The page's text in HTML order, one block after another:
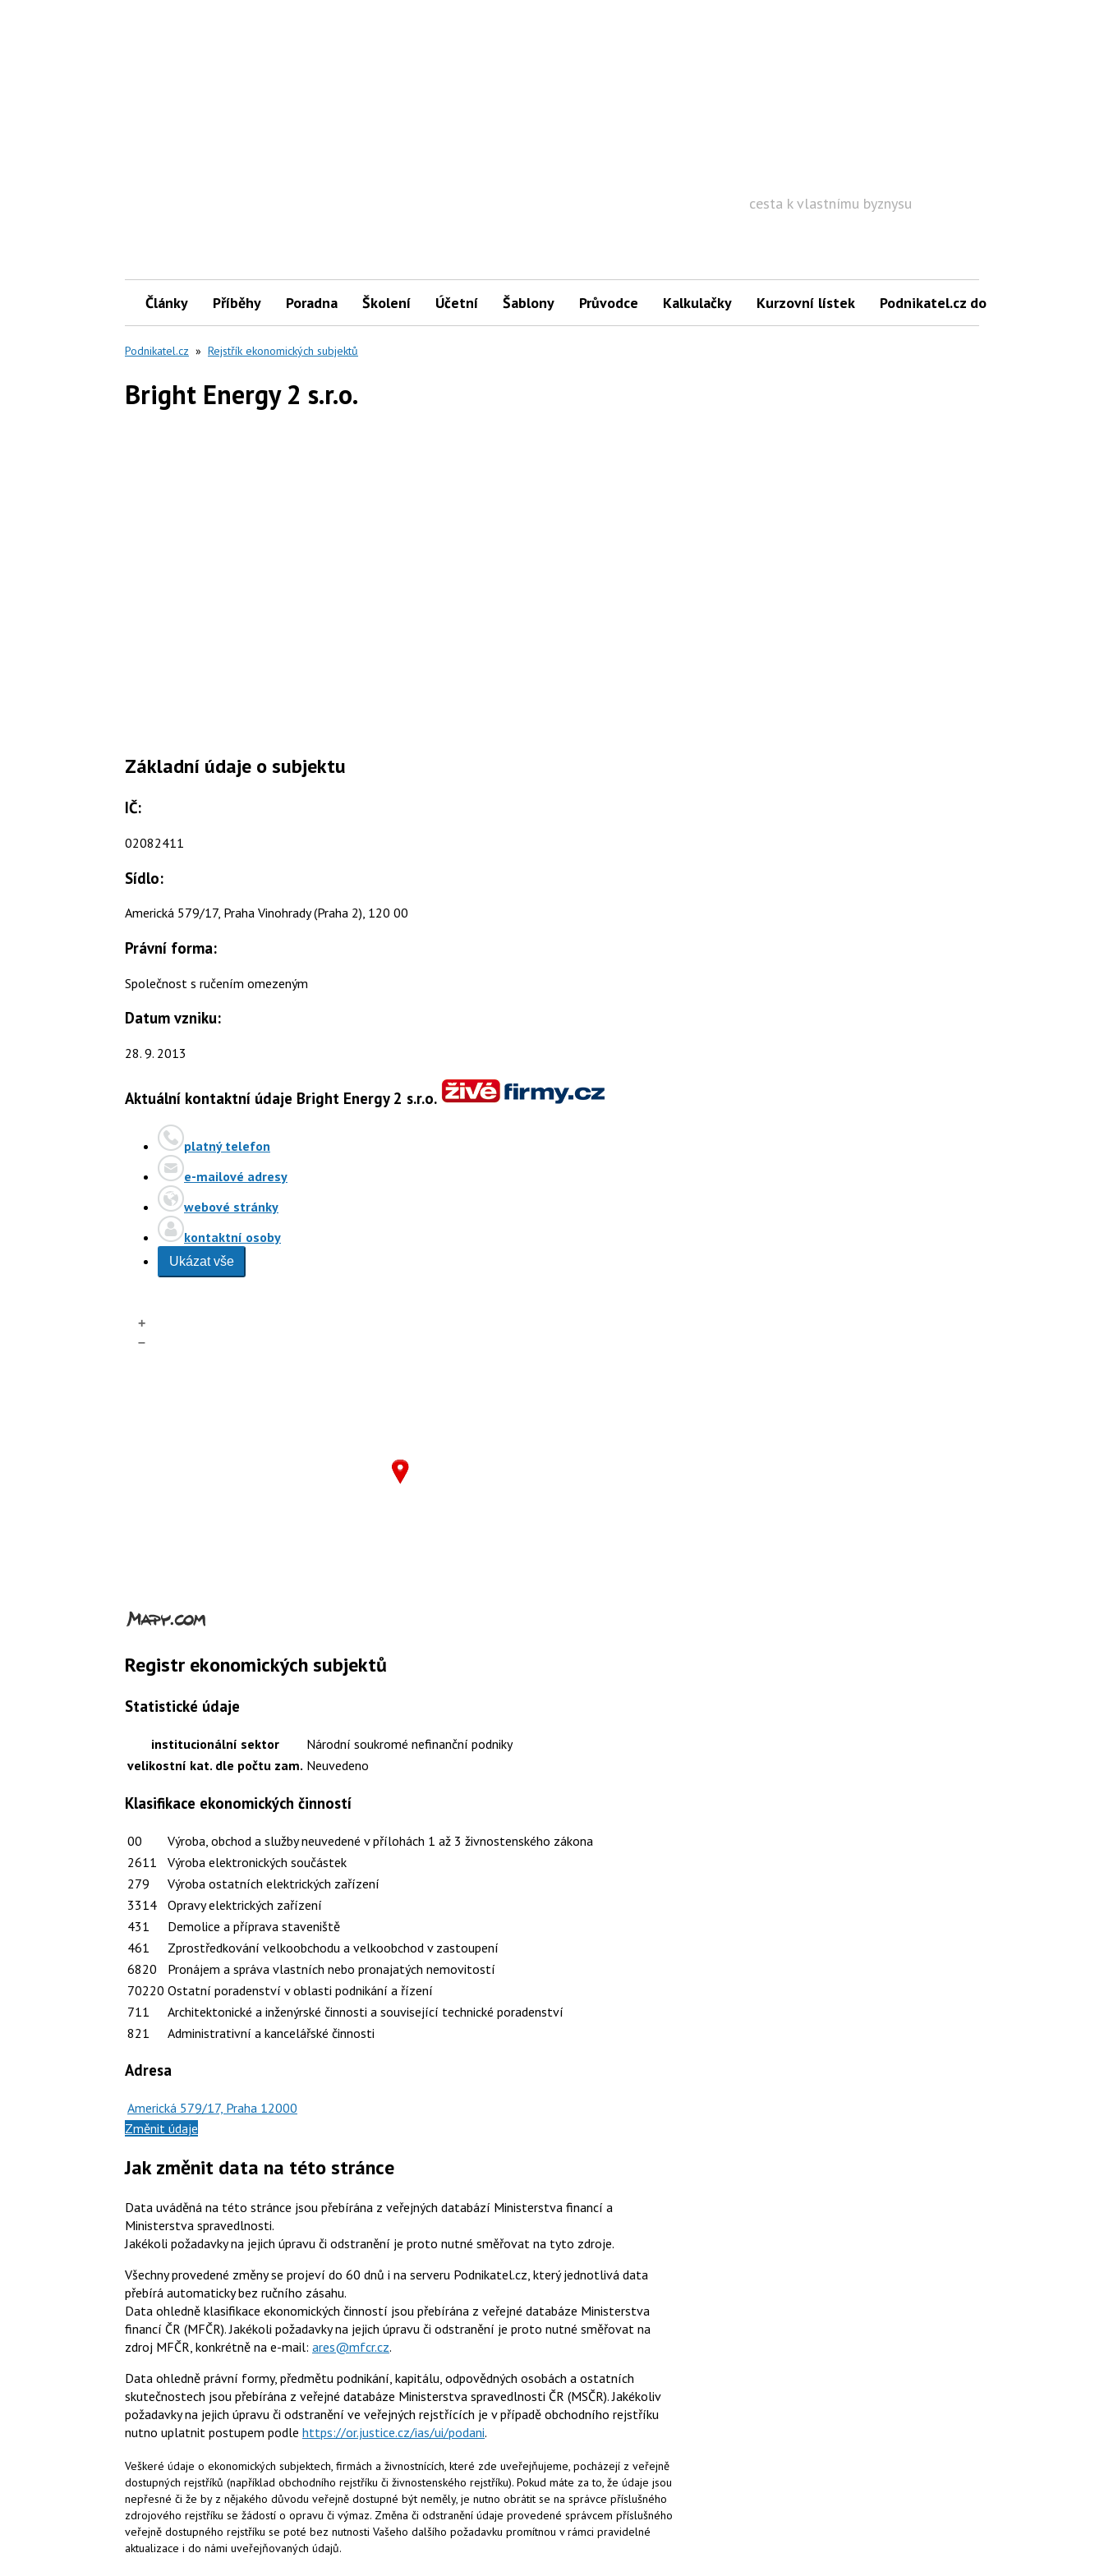
cesta k vlastnímu byznysu
Články Příběhy Poradna Školení Účetní Šablony Průvodce Kalkulačky Kurzovní lístek Podnikatel.cz do mailu
Podnikatel.cz » Rejstřík ekonomických subjektů
Bright Energy 2 s.r.o.
Základní údaje o subjektu
IČ:
02082411
Sídlo:
Americká 579/17, Praha Vinohrady (Praha 2), 120 00
Právní forma:
Společnost s ručením omezeným
Datum vzniku:
28. 9. 2013
Aktuální kontaktní údaje Bright Energy 2 s.r.o.
platný telefon
e-mailové adresy
webové stránky
kontaktní osoby
Ukázat vše
+
–
Registr ekonomických subjektů
Statistické údaje
institucionální sektor
Národní soukromé nefinanční podniky
velikostní kat. dle počtu zam. Neuvedeno
Klasifikace ekonomických činností
00
Výroba, obchod a služby neuvedené v přílohách 1 až 3 živnostenského zákona
2611
Výroba elektronických součástek
279
Výroba ostatních elektrických zařízení
3314
Opravy elektrických zařízení
431
Demolice a příprava staveniště
461
Zprostředkování velkoobchodu a velkoobchod v zastoupení
6820
Pronájem a správa vlastních nebo pronajatých nemovitostí
70220 Ostatní poradenství v oblasti podnikání a řízení
711
Architektonické a inženýrské činnosti a související technické poradenství
821
Administrativní a kancelářské činnosti
Adresa
Americká 579/17, Praha 12000
Změnit údaje
Jak změnit data na této stránce
Data uváděná na této stránce jsou přebírána z veřejných databází Ministerstva financí a
Ministerstva spravedlnosti.
Jakékoli požadavky na jejich úpravu či odstranění je proto nutné směřovat na tyto zdroje.
Všechny provedené změny se projeví do 60 dnů i na serveru Podnikatel.cz, který jednotlivá data
přebírá automaticky bez ručního zásahu.
Data ohledně klasifikace ekonomických činností jsou přebírána z veřejné databáze Ministerstva
financí ČR (MFČR). Jakékoli požadavky na jejich úpravu či odstranění je proto nutné směřovat na
zdroj MFČR, konkrétně na e-mail: ares@mfcr.cz.
Data ohledně právní formy, předmětu podnikání, kapitálu, odpovědných osobách a ostatních
skutečnostech jsou přebírána z veřejné databáze Ministerstva spravedlnosti ČR (MSČR). Jakékoliv
požadavky na jejich úpravu či odstranění ve veřejných rejstřících je v případě obchodního rejstříku
nutno uplatnit postupem podle https://or.justice.cz/ias/ui/podani.
Veškeré údaje o ekonomických subjektech, firmách a živnostnících, které zde uveřejňujeme, pocházejí z veřejně
dostupných rejstříků (například obchodního rejstříku či živnostenského rejstříku). Pokud máte za to, že údaje jsou
nepřesné či že by z nějakého důvodu veřejně dostupné být neměly, je nutno obrátit se na správce příslušného
zdrojového rejstříku se žádostí o opravu či výmaz. Změna či odstranění údaje provedené správcem příslušného
veřejně dostupného rejstříku se poté bez nutnosti Vašeho dalšího požadavku promítnou v rámci pravidelné
aktualizace i do námi uveřejňovaných údajů.